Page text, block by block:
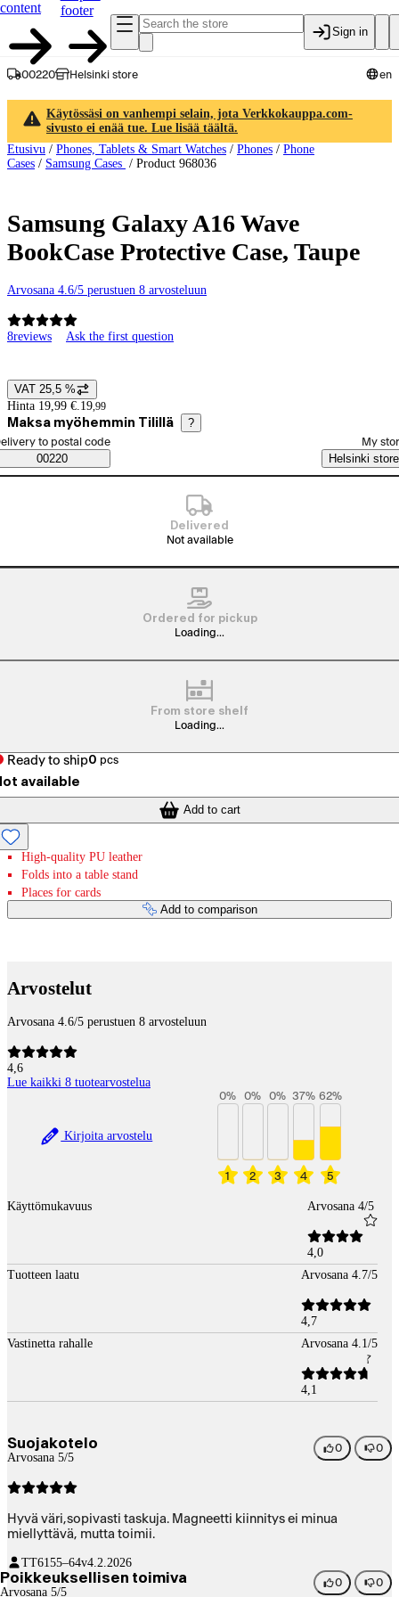
content
footer
Sign in
00220 Helsinki store en
Käytössäsi on vanhempi selain, jota Verkkokauppa.com-
sivusto ei enää tue. Lue lisää täältä.
Etusivu / Phones, Tablets & Smart Watches / Phones / Phone
Cases / Samsung Cases / Product 968036
Samsung Galaxy A16 Wave
BookCase Protective Case, Taupe
Arvosana 4.6/5 perustuen 8 arvosteluun
8reviews Ask the first question
Price details
VAT 25,5 %
Hinta 19,99 €. 19,99
Maksa myöhemmin Tilillä ?
Saatavuustiedot
order method
to postal code
00220
My
Helsinki store
Delivered
Not available
Ordered for pickup
Loading...
From store shelf
Loading...
Ready to ship0 pcs
available
Add to cart
High-quality PU leather
Folds into a table stand
Places for cards
Add to comparison
Arvostelut
Arvosana 4.6/5 perustuen 8 arvosteluun
4,6
Lue kaikki 8 tuotearvostelua
Kirjoita arvostelu
1
0%
2
0%
3
0%
4
37%
5
62%
Käyttömukavuus Arvosana 4/5
4,0
Tuotteen laatu
Arvosana 4.7/5
4,7
Vastinetta rahalle
Arvosana 4.1/5
4,1
Suojakotelo
Arvosana 5/5
0 0
Hyvä väri,sopivasti taskuja. Magneetti kiinnitys ei minua
miellyttävä, mutta toimii.
TT6155–64v4.2.2026
Poikkeuksellisen toimiva
Arvosana 5/5
0 0